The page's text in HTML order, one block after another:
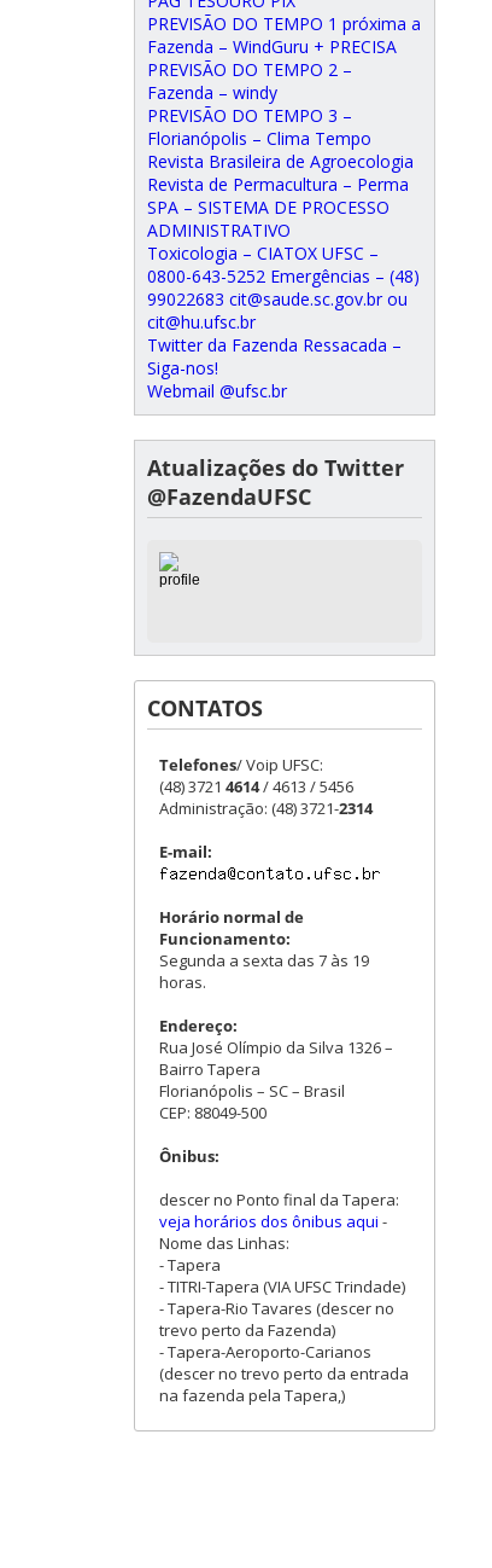
PREVISÃO DO TEMPO 1 próxima a
Fazenda – WindGuru + PRECISA
PREVISÃO DO TEMPO 2 –
Fazenda – windy
PREVISÃO DO TEMPO 3 –
Florianópolis – Clima Tempo
Revista Brasileira de Agroecologia
Revista de Permacultura – Perma
SPA – SISTEMA DE PROCESSO
ADMINISTRATIVO
Toxicologia – CIATOX UFSC –
0800-643-5252 Emergências – (48)
99022683 cit@saude.sc.gov.br ou
cit@hu.ufsc.br
Twitter da Fazenda Ressacada –
Siga-nos!
Webmail @ufsc.br
Atualizações do Twitter
@FazendaUFSC
CONTATOS
Telefones/ Voip UFSC:
(48) 3721 4614/ 4613 / 5456
Administração: (48) 3721-2314
E-mail:
Horário normal de
Funcionamento:
Segunda a sexta das 7 às 19
horas.
Endereço:
Rua José Olímpio da Silva 1326 –
Bairro Tapera
Florianópolis – SC – Brasil
CEP: 88049-500
Ônibus:
descer no Ponto final da Tapera:
veja horários dos ônibus aqui -
Nome das Linhas:
- Tapera
- TITRI-Tapera (VIA UFSC Trindade)
- Tapera-Rio Tavares (descer no
trevo perto da Fazenda)
- Tapera-Aeroporto-Carianos
(descer no trevo perto da entrada
na fazenda pela Tapera,)